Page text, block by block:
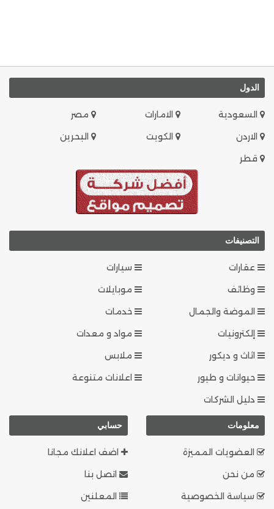
الدول
السعودية الامارات
مصر
الاردن
الكويت
البحرين
قطر
التصنيفات
عقارات
سيارات
وظائف
موبايلات
الموضة والجمال
خدمات
إلكترونيات
مواد و معدات
اثاث و ديكور
ملابس
حيوانات و طيور
اعلانات متنوعة
دليل الشركات
معلومات
العضويات المميزة
من نحن
سياسة الخصوصية
حسابي
اضف اعلانك مجانا
اتصل بنا
المعلنين